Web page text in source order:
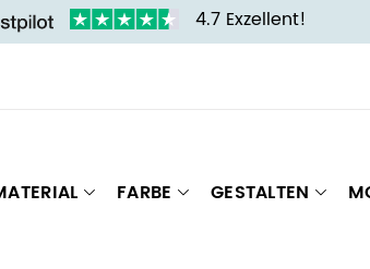
4.7 Exzellent!
FARBE GESTALTEN